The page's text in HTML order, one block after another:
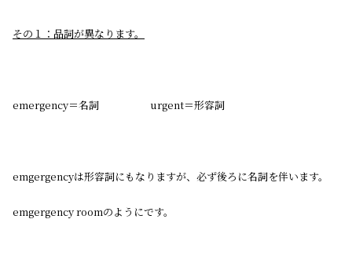
その１：品詞が異なります。
emergency＝名詞 urgent＝形容詞
emgergencyは形容詞にもなりますが、必ず後ろに名詞を伴います。
emgergency roomのようにです。